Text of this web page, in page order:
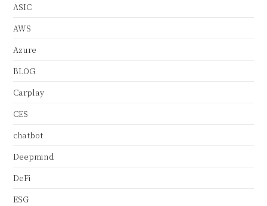
ASIC
AWS
Azure
BLOG
Carplay
CES
chatbot
Deepmind
DeFi
ESG